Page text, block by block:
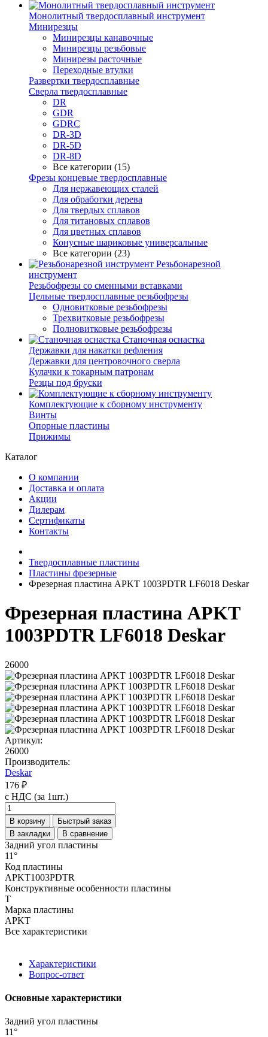
Монолитный твердосплавный инструмент
Минирезцы
Минирезцы канавочные
Минирезцы резьбовые
Минирезы расточные
Переходные втулки
Развертки твердосплавные
Сверла твердосплавные
DR
GDR
GDRC
DR-3D
DR-5D
DR-8D
Все категории (15)
Фрезы концевые твердосплавные
Для нержавеющих сталей
Для обработки дерева
Для твердых сплавов
Для титановых сплавов
Для цветных сплавов
Конусные шариковые универсальные
Все категории (23)
Резьбонарезной
инструмент
Резьбофрезы со сменными вставками
Цельные твердосплавные резьбофрезы
Одновитковые резьбофрезы
Трехвитковые резьбофрезы
Полновитковые резьбофрезы
Станочная оснастка
Державки для накатки рефления
Державки для центровочного сверла
Кулачки к токарным патронам
Резцы под бруски
Комплектующие к сборному инструменту
Винты
Опорные пластины
Прижимы
Каталог
О компании
Доставка и оплата
Акции
Дилерам
Сертификаты
Контакты
Твердосплавные пластины
Пластины фрезерные
Фрезерная пластина APKT 1003PDTR LF6018 Deskar
Фрезерная пластина APKT
1003PDTR LF6018 Deskar
26000
Артикул:
26000
Производитель:
Deskar
176 ₽
с НДС (за 1шт.)
В корзину
Быстрый заказ
В закладки
В сравнение
Задний угол пластины
11°
Код пластины
APKT1003PDTR
Конструктивные особенности пластины
T
Марка пластины
APKT
Все характеристики
Характеристики
Вопрос-ответ
Основные характеристики
Задний угол пластины
11°